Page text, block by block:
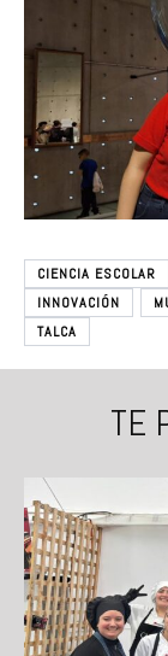
CIENCIA ESCOLAR
INNOVACIÓN
TALCA
TE